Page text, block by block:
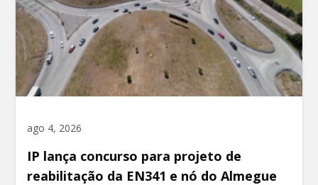
ago 4, 2026
IP lança concurso para projeto de
reabilitação da EN341 e nó do Almegue